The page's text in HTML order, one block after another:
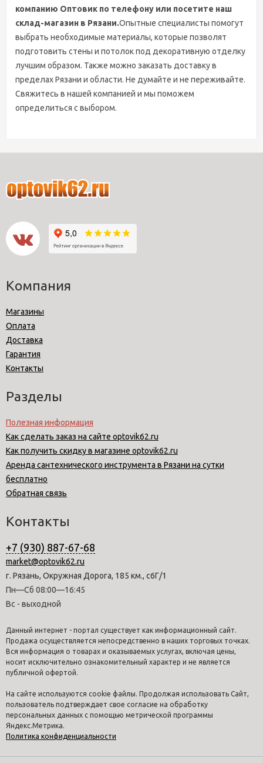
компанию Оптовик по телефону или посетите наш
склад-магазин в Рязани.Опытные специалисты помогут
выбрать необходимые материалы, которые позволят
подготовить стены и потолок под декоративную отделку
лучшим образом. Также можно заказать доставку в
пределах Рязани и области. Не думайте и не переживайте.
Свяжитесь в нашей компанией и мы поможем
определиться с выбором.
Компания
Магазины
Оплата
Доставка
Гарантия
Контакты
Разделы
Полезная информация
Как сделать заказ на сайте optovik62.ru
Как получить скидку в магазине optovik62.ru
Аренда сантехнического инструмента в Рязани на сутки
бесплатно
Обратная связь
Контакты
+7 (930) 887-67-68
market@optovik62.ru
г. Рязань, Окружная Дорога, 185 км., с6Г/1
Пн—Сб 08:00—16:45
Вс - выходной
Данный интернет - портал существует как информационный сайт.
Продажа осуществляется непосредственно в наших торговых точках.
Вся информация о товарах и оказываемых услугах, включая цены,
носит исключительно ознакомительный характер и не является
публичной офертой.
На сайте используются cookie файлы. Продолжая использовать Сайт,
пользователь подтверждает свое согласие на обработку
персональных данных с помощью метрической программы
Яндекс.Метрика.
Политика конфиденциальности